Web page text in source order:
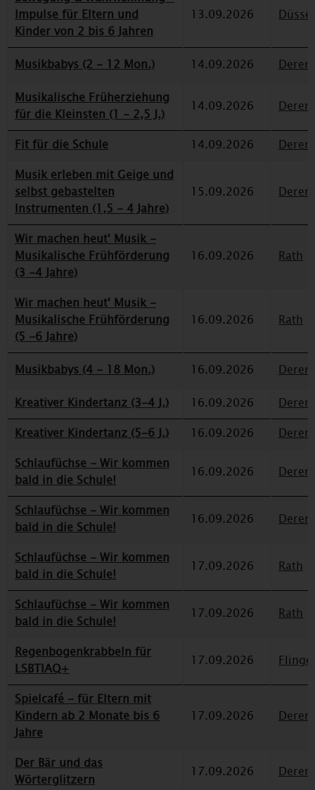
Impulse für Eltern und
Kinder von 2 bis 6 Jahren
13.09.2026
Musikbabys (2 - 12 Mon.) 14.09.2026
Musikalische Früherziehung
für die Kleinsten (1 - 2,5 J.)
14.09.2026
Fit für die Schule 14.09.2026
Musik erleben mit Geige und
selbst gebastelten
Instrumenten (1,5 - 4 Jahre)
15.09.2026
Wir machen heut' Musik -
Musikalische Frühförderung
(3 -4 Jahre)
16.09.2026 Rath
Wir machen heut' Musik -
Musikalische Frühförderung
(5 -6 Jahre)
16.09.2026 Rath
Musikbabys (4 - 18 Mon.) 16.09.2026
Kreativer Kindertanz (3-4 J.)
16.09.2026
Kreativer Kindertanz (5-6 J.)
16.09.2026
Schlaufüchse - Wir kommen
bald in die Schule!
16.09.2026
Schlaufüchse - Wir kommen
bald in die Schule!
16.09.2026
Schlaufüchse - Wir kommen
bald in die Schule!
17.09.2026 Rath
Schlaufüchse - Wir kommen
bald in die Schule!
17.09.2026 Rath
Regenbogenkrabbeln für
LSBTIAQ+
17.09.2026
Spielcafé - für Eltern mit
Kindern ab 2 Monate bis 6
Jahre
17.09.2026
Der Bär und das
Wörterglitzern
17.09.2026